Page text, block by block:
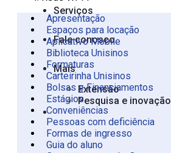
Serviços
Fale conosco
Mais
Extensão
Pesquisa e inovação
Apresentação
Espaços para locação
Apresentação
São Leopoldo
Aplicativo Mobile
Biblioteca Unisinos
Formaturas
Carteirinha Unisinos
Bolsas e Financiamentos
Estágios
Conveniências
Pessoas com deficiência
Formas de ingresso
Guia do aluno